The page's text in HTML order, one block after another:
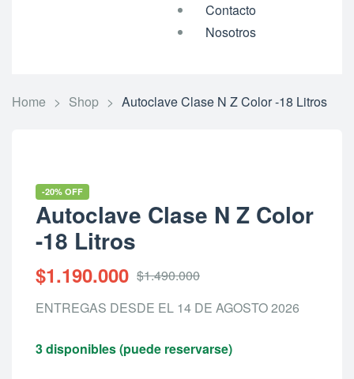
Contacto
Nosotros
Home > Shop > Autoclave Clase N Z Color -18 Litros
-20% OFF
Autoclave Clase N Z Color
-18 Litros
$1.490.000
$1.190.000
ENTREGAS DESDE EL 14 DE AGOSTO 2026
3 disponibles (puede reservarse)